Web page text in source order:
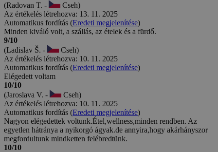
(Radovan T. -
Cseh)
Az értékelés létrehozva: 13. 11. 2025
Automatikus fordítás (Eredeti megjelenítése)
Minden kiváló volt, a szállás, az ételek és a fürdő.
9/10
(Ladislav Š. -
Cseh)
Az értékelés létrehozva: 10. 11. 2025
Automatikus fordítás (Eredeti megjelenítése)
Elégedett voltam
10/10
(Jaroslava V. -
Cseh)
Az értékelés létrehozva: 10. 11. 2025
Automatikus fordítás (Eredeti megjelenítése)
Nagyon elégedettek voltunk.Étel,wellness,minden rendben. Az
egyetlen hátránya a nyikorgó ágyak.de annyira,hogy akárhányszor
megfordultunk mindketten felébredtünk.
10/10